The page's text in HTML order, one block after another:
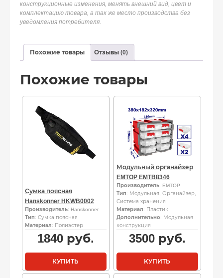
конструкционные изменения, менять внешний вид, цвет и
комплектацию товара, а так же место производства без
уведомления потребителя.
Похожие товары Отзывы (0)
Похожие товары
Сумка поясная
Hanskonner HKWB0002
Производитель: Hanskonner
Тип: Сумка поясная
Материал: Полиэстер
1840руб.
КУПИТЬ
Модульный органайзер
EMTOP EMTB8346
Производитель: EMTOP
Тип: Модульная, Органайзер,
Система хранения
Материал: Пластик
Дополнительно: Модульная
конструкция
3500руб.
КУПИТЬ